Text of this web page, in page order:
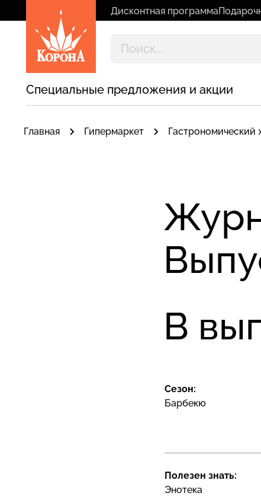
Дисконтная программа
Специальные предложения и акции
Главная Гипермаркет Гастрономический
В
Сезон:
Барбекю
Полезен знать:
Энотека